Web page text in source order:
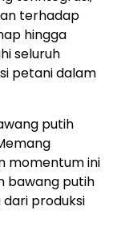
terhadap
hingga
seluruh
petani dalam
putih
momentum ini
bawang putih
produksi